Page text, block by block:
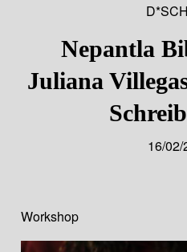
Nepantla
Juliana
16/02/
Workshop